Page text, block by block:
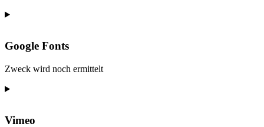
Consent
stripe
Google Fonts
Zweck wird noch ermittelt
Consent
google-
Vimeo